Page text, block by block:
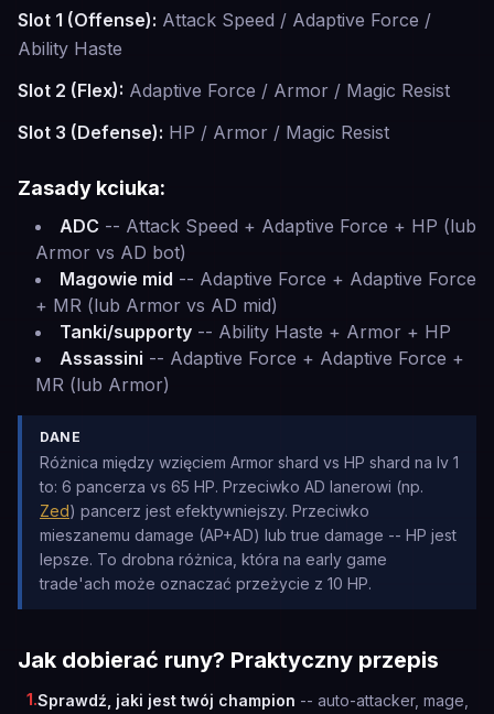
Slot 1 (Offense): Attack Speed / Adaptive Force /
Ability Haste
Slot 2 (Flex): Adaptive Force / Armor / Magic Resist
Slot 3 (Defense): HP / Armor / Magic Resist
Zasady kciuka:
ADC -- Attack Speed + Adaptive Force + HP (lub
Armor vs AD bot)
Magowie mid -- Adaptive Force + Adaptive Force
+ MR (lub Armor vs AD mid)
Tanki/supporty -- Ability Haste + Armor + HP
Assassini -- Adaptive Force + Adaptive Force +
MR (lub Armor)
DANE
Różnica między wzięciem Armor shard vs HP shard na lv 1
to: 6 pancerza vs 65 HP. Przeciwko AD lanerowi (np.
Zed) pancerz jest efektywniejszy. Przeciwko
mieszanemu damage (AP+AD) lub true damage -- HP jest
lepsze. To drobna różnica, która na early game
trade'ach może oznaczać przeżycie z 10 HP.
Jak dobierać runy? Praktyczny przepis
1.Sprawdź, jaki jest twój champion -- auto-attacker, mage,